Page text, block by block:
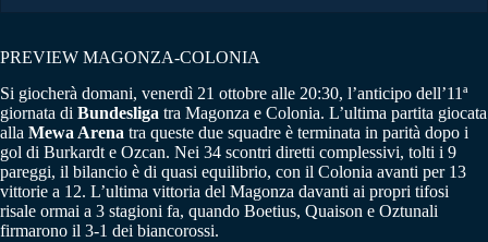
PREVIEW MAGONZA-COLONIA
Si giocherà domani, venerdì 21 ottobre alle 20:30, l’anticipo dell’11ª
giornata di Bundesliga tra Magonza e Colonia. L’ultima partita giocata
alla Mewa Arena tra queste due squadre è terminata in parità dopo i
gol di Burkardt e Ozcan. Nei 34 scontri diretti complessivi, tolti i 9
pareggi, il bilancio è di quasi equilibrio, con il Colonia avanti per 13
vittorie a 12. L’ultima vittoria del Magonza davanti ai propri tifosi
risale ormai a 3 stagioni fa, quando Boetius, Quaison e Oztunali
firmarono il 3-1 dei biancorossi.